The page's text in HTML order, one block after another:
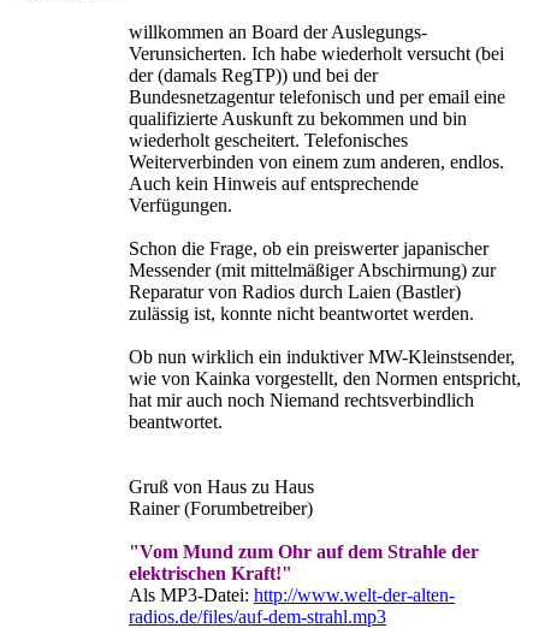
willkommen an Board der Auslegungs-
Verunsicherten. Ich habe wiederholt versucht (bei
der (damals RegTP)) und bei der
Bundesnetzagentur telefonisch und per email eine
qualifizierte Auskunft zu bekommen und bin
wiederholt gescheitert. Telefonisches
Weiterverbinden von einem zum anderen, endlos.
Auch kein Hinweis auf entsprechende
Verfügungen.
Schon die Frage, ob ein preiswerter japanischer
Messender (mit mittelmäßiger Abschirmung) zur
Reparatur von Radios durch Laien (Bastler)
zulässig ist, konnte nicht beantwortet werden.
Ob nun wirklich ein induktiver MW-Kleinstsender,
wie von Kainka vorgestellt, den Normen entspricht,
hat mir auch noch Niemand rechtsverbindlich
beantwortet.
Gruß von Haus zu Haus
Rainer (Forumbetreiber)
"Vom Mund zum Ohr auf dem Strahle der
elektrischen Kraft!"
Als MP3-Datei: http://www.welt-der-alten-
radios.de/files/auf-dem-strahl.mp3